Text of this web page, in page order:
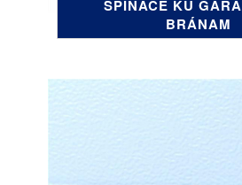
SPÍNAČE KU
BRÁNAM